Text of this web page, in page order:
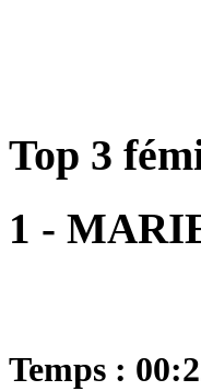
Top 3
1 -
Temps :